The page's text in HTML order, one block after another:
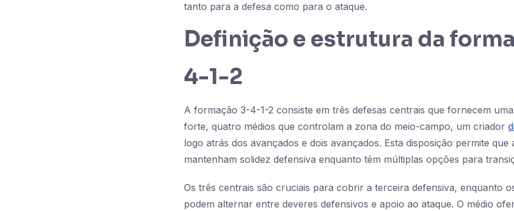
tanto para a defesa como para o ataque.
Definição e estrutura da
4-1-2
A formação 3-4-1-2 consiste em três defesas centrais que fornecem
forte, quatro médios que controlam a zona do meio-campo, um criador
logo atrás dos avançados e dois avançados. Esta disposição permite que
mantenham solidez defensiva enquanto têm múltiplas opções para
Os três centrais são cruciais para cobrir a terceira defensiva, enquanto
podem alternar entre deveres defensivos e apoio ao ataque. O médio